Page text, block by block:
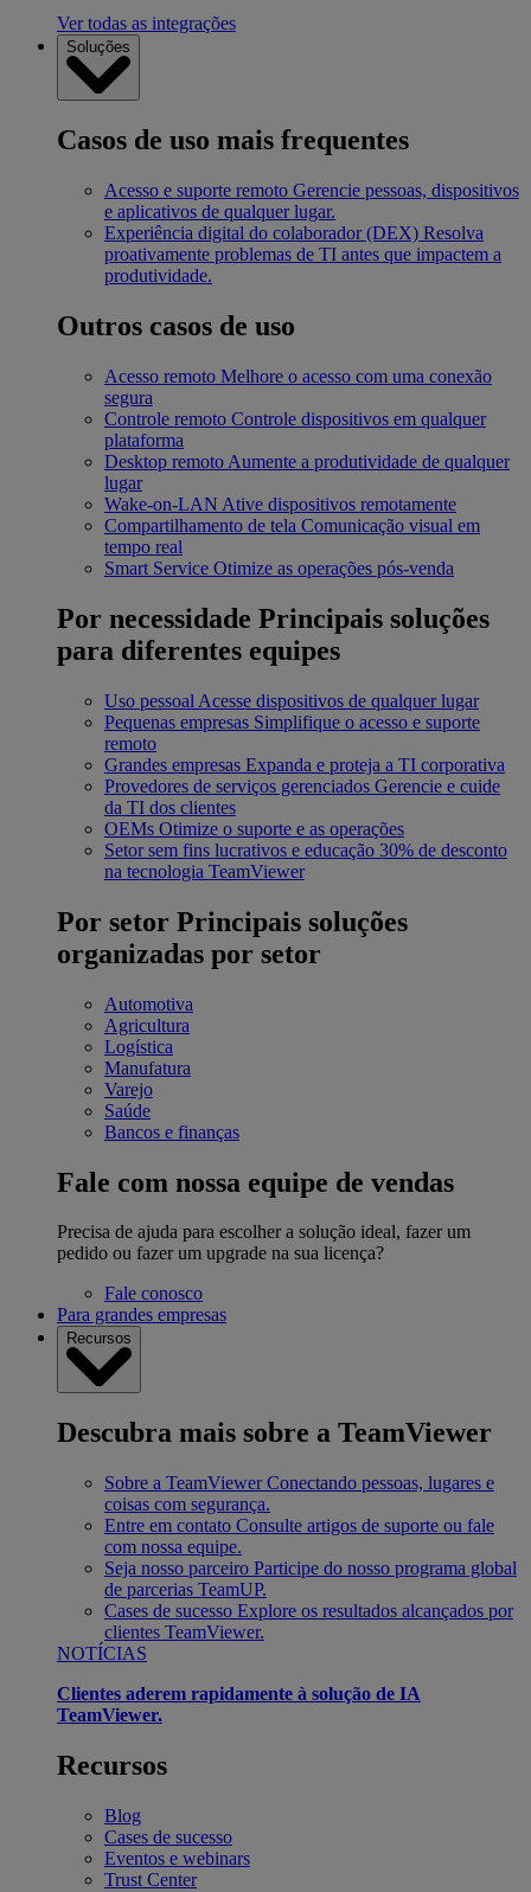
Ver todas as integrações
Soluções
Casos de uso mais frequentes
Acesso e suporte remoto Gerencie pessoas, dispositivos
e aplicativos de qualquer lugar.
Experiência digital do colaborador (DEX) Resolva
proativamente problemas de TI antes que impactem a
produtividade.
Outros casos de uso
Acesso remoto Melhore o acesso com uma conexão
segura
Controle remoto Controle dispositivos em qualquer
plataforma
Desktop remoto Aumente a produtividade de qualquer
lugar
Wake-on-LAN Ative dispositivos remotamente
Compartilhamento de tela Comunicação visual em
tempo real
Smart Service Otimize as operações pós-venda
Por necessidade Principais soluções
para diferentes equipes
Uso pessoal Acesse dispositivos de qualquer lugar
Pequenas empresas Simplifique o acesso e suporte
remoto
Grandes empresas Expanda e proteja a TI corporativa
Provedores de serviços gerenciados Gerencie e cuide
da TI dos clientes
OEMs Otimize o suporte e as operações
Setor sem fins lucrativos e educação 30% de desconto
na tecnologia TeamViewer
Por setor Principais soluções
organizadas por setor
Automotiva
Agricultura
Logística
Manufatura
Varejo
Saúde
Bancos e finanças
Fale com nossa equipe de vendas
Precisa de ajuda para escolher a solução ideal, fazer um
pedido ou fazer um upgrade na sua licença?
Fale conosco
Para grandes empresas
Recursos
Descubra mais sobre a TeamViewer
Sobre a TeamViewer Conectando pessoas, lugares e
coisas com segurança.
Entre em contato Consulte artigos de suporte ou fale
com nossa equipe.
Seja nosso parceiro Participe do nosso programa global
de parcerias TeamUP.
Cases de sucesso Explore os resultados alcançados por
clientes TeamViewer.
NOTÍCIAS
Clientes aderem rapidamente à solução de IA
TeamViewer.
Recursos
Blog
Cases de sucesso
Eventos e webinars
Trust Center